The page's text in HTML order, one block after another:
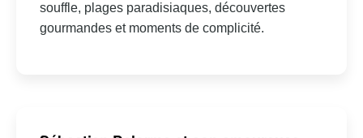
souffle, plages paradisiaques, découvertes
gourmandes et moments de complicité.